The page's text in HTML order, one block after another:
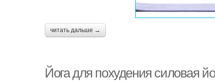
читать дальше →
Йога для похудения силовая